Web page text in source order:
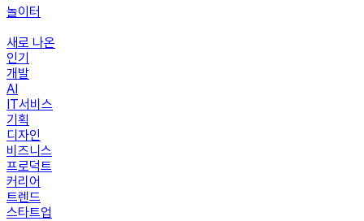
놀이터
새로 나온
인기
개발
AI
IT서비스
기획
디자인
비즈니스
프로덕트
커리어
트렌드
스타트업